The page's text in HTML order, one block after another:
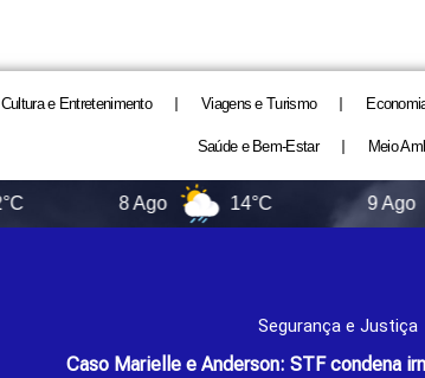
Cultura e Entretenimento Viagens e Turismo
Saúde e Bem-Estar Meio
14°C
Segurança e Justiça
Caso Marielle e Anderson: STF condena